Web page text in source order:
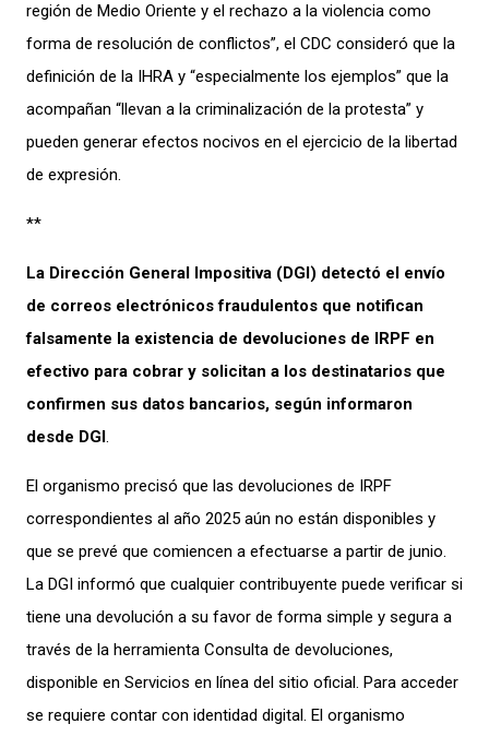
región de Medio Oriente y el rechazo a la violencia como
forma de resolución de conflictos”, el CDC consideró que la
definición de la IHRA y “especialmente los ejemplos” que la
acompañan “llevan a la criminalización de la protesta” y
pueden generar efectos nocivos en el ejercicio de la libertad
de expresión.
**
La Dirección General Impositiva (DGI) detectó el envío
de correos electrónicos fraudulentos que notifican
falsamente la existencia de devoluciones de IRPF en
efectivo para cobrar y solicitan a los destinatarios que
confirmen sus datos bancarios, según informaron
desde DGI.
El organismo precisó que las devoluciones de IRPF
correspondientes al año 2025 aún no están disponibles y
que se prevé que comiencen a efectuarse a partir de junio.
La DGI informó que cualquier contribuyente puede verificar si
tiene una devolución a su favor de forma simple y segura a
través de la herramienta Consulta de devoluciones,
disponible en Servicios en línea del sitio oficial. Para acceder
se requiere contar con identidad digital. El organismo